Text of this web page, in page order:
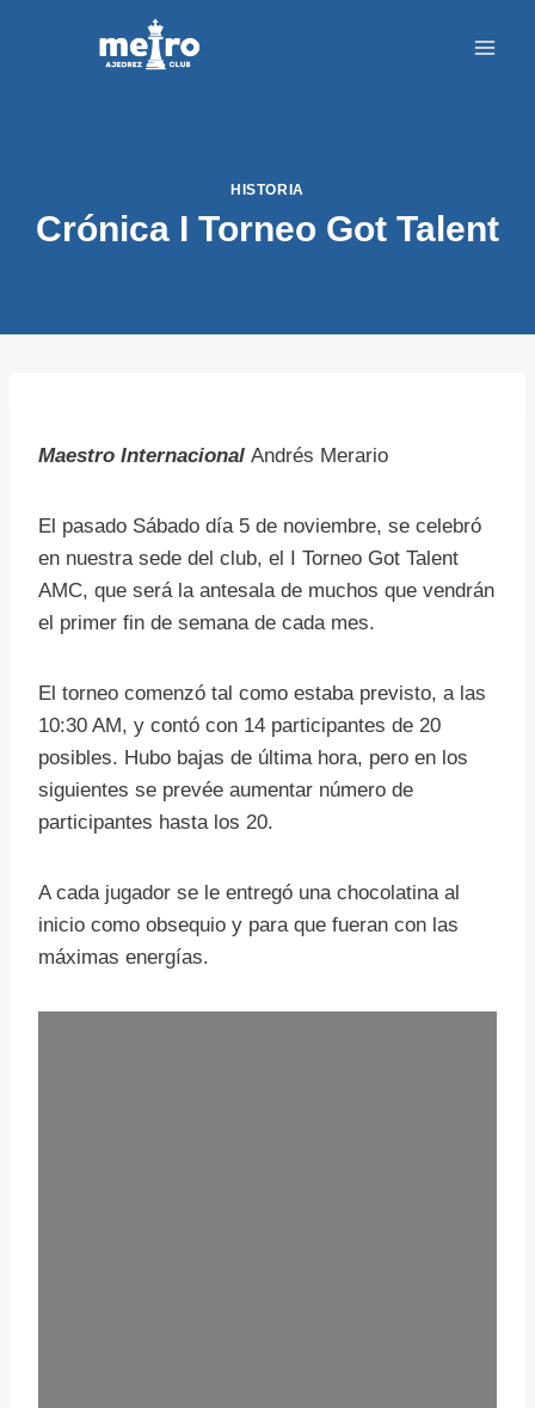
HISTORIA
Crónica I Torneo Got Talent
Maestro Internacional Andrés Merario
El pasado Sábado día 5 de noviembre, se celebró
en nuestra sede del club, el I Torneo Got Talent
AMC, que será la antesala de muchos que vendrán
el primer fin de semana de cada mes.
El torneo comenzó tal como estaba previsto, a las
10:30 AM, y contó con 14 participantes de 20
posibles. Hubo bajas de última hora, pero en los
siguientes se prevée aumentar número de
participantes hasta los 20.
A cada jugador se le entregó una chocolatina al
inicio como obsequio y para que fueran con las
máximas energías.